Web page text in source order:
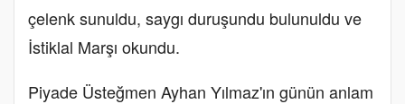
çelenk sunuldu, saygı duruşundu bulunuldu ve
İstiklal Marşı okundu.
Piyade Üsteğmen Ayhan Yılmaz'ın günün anlam